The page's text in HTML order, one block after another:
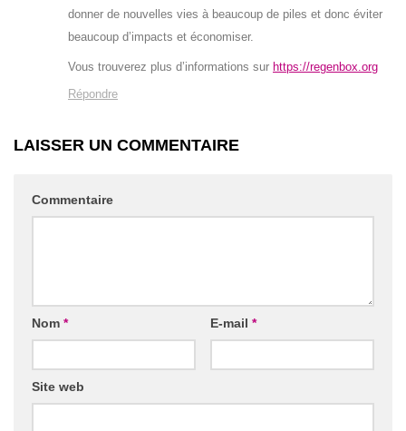
donner de nouvelles vies à beaucoup de piles et donc éviter
beaucoup d’impacts et économiser.
Vous trouverez plus d’informations sur https://regenbox.org
Répondre
LAISSER UN COMMENTAIRE
Commentaire
Nom * E-mail *
Site web